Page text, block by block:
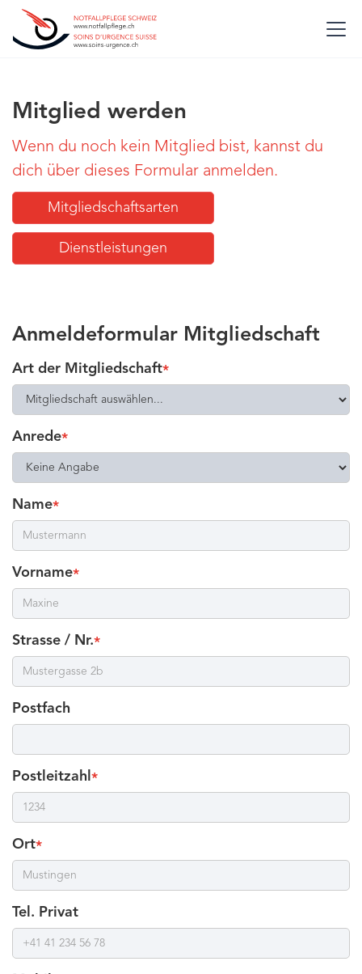
Mitglied werden
Wenn du noch kein Mitglied bist, kannst du
dich über dieses Formular anmelden.
Mitgliedschaftsarten
Dienstleistungen
Anmeldeformular Mitgliedschaft
Art der Mitgliedschaft*
Anrede*
Name*
Vorname*
Strasse / Nr.*
Postfach
Postleitzahl *
Ort*
Tel. Privat